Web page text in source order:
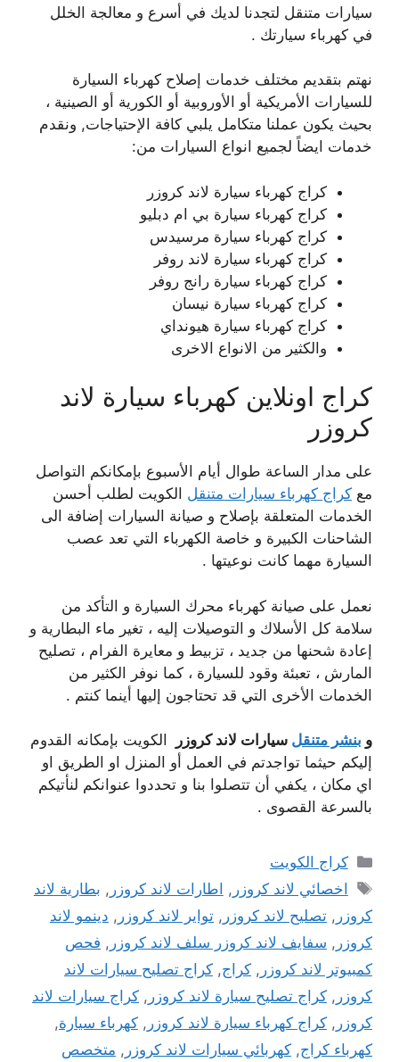
سيارات متنقل لتجدنا لديك في أسرع و معالجة الخلل
في كهرباء سيارتك .
نهتم بتقديم مختلف خدمات إصلاح كهرباء السيارة
للسيارات الأمريكية أو الأوروبية أو الكورية أو الصينية ،
بحيث يكون عملنا متكامل يلبي كافة الإحتياجات, ونقدم
خدمات ايضاً لجميع انواع السيارات من:
كراج كهرباء سيارة لاند كروزر
كراج كهرباء سيارة بي ام دبليو
كراج كهرباء سيارة مرسيدس
كراج كهرباء سيارة لاند روفر
كراج كهرباء سيارة رانج روفر
كراج كهرباء سيارة نيسان
كراج كهرباء سيارة هيونداي
والكثير من الانواع الاخرى
كراج اونلاين كهرباء سيارة لاند
كروزر
على مدار الساعة طوال أيام الأسبوع بإمكانكم التواصل
مع كراج كهرباء سيارات متنقل الكويت لطلب أحسن
الخدمات المتعلقة بإصلاح و صيانة السيارات إضافة الى
الشاحنات الكبيرة و خاصة الكهرباء التي تعد عصب
السيارة مهما كانت نوعيتها .
نعمل على صيانة كهرباء محرك السيارة و التأكد من
سلامة كل الأسلاك و التوصيلات إليه ، تغير ماء البطارية و
إعادة شحنها من جديد ، تزبيط و معايرة الفرام ، تصليح
المارش ، تعبئة وقود للسيارة ، كما نوفر الكثير من
الخدمات الأخرى التي قد تحتاجون إليها أينما كنتم .
و بنشر متنقل سيارات لاند كروزر
الكويت بإمكانه القدوم
إليكم حيثما تواجدتم في العمل أو المنزل او الطريق او
اي مكان ، يكفي أن تتصلوا بنا و تحددوا عنوانكم لنأتيكم
بالسرعة القصوى .
التصنيفات
كراج الكويت
الوسوم
اخصائي لاند كروزر , اطارات لاند كروزر , بطارية لاند
كروزر , تصليح لاند كروزر , تواير لاند كروزر , دينمو لاند
كروزر , سفايف لاند كروزر سلف لاند كروزر , فحص
كمبيوتر لاند كروزر , كراج, كراج تصليح سيارات لاند
كروزر , كراج تصليح سيارة لاند كروزر , كراج سيارات لاند
كروزر , كراج كهرباء سيارة لاند كروزر , كهرباء سيارة,
كهرباء كراج, كهربائي سيارات لاند كروزر , متخصص